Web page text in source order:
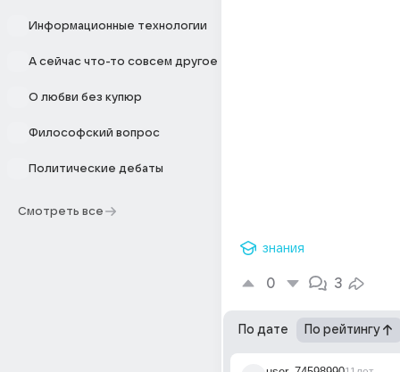
Информационные технологии
А сейчас что-то совсем другое
О любви без купюр
Философский вопрос
Политические дебаты
Смотреть все
знания
0 3
По дате По рейтингу